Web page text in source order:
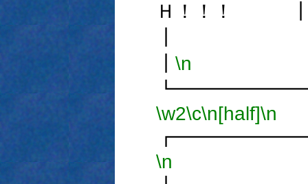
Ｈ！！！
\n
\w2\c\n[half]\n
\n